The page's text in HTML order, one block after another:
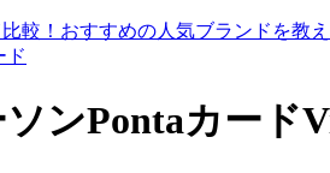
較！おすすめの人気ブランドを教
ド
ンPontaカード